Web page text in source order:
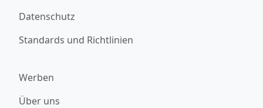
Datenschutz
Standards und Richtlinien
Werben
Über uns